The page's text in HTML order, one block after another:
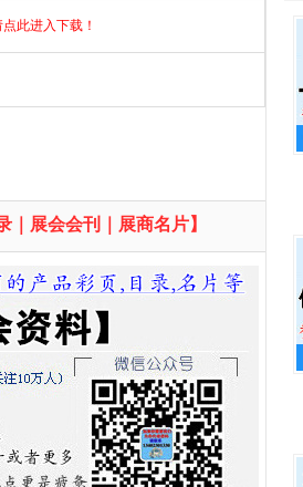
此进入下载！
展会会刊｜展商名片】